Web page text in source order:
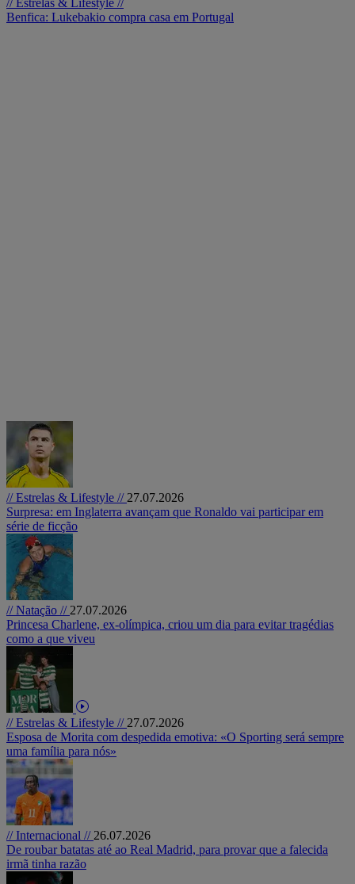
Benfica: Lukebakio compra casa em Portugal
// Estrelas & Lifestyle // 27.07.2026
Surpresa: em Inglaterra avançam que Ronaldo vai participar em
série de ficção
// Natação // 27.07.2026
Princesa Charlene, ex-olímpica, criou um dia para evitar tragédias
como a que viveu
// Estrelas & Lifestyle // 27.07.2026
Esposa de Morita com despedida emotiva: «O Sporting será sempre
uma família para nós»
// Internacional // 26.07.2026
De roubar batatas até ao Real Madrid, para provar que a falecida
irmã tinha razão